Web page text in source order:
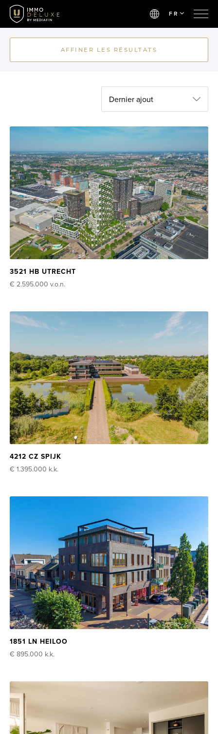
FR
AFFINER LES RÉSULTATS
3521 HB UTRECHT
€ 2.595.000 v.o.n.
4212 CZ SPIJK
€ 1.395.000 k.k.
1851 LN HEILOO
€ 895.000 k.k.